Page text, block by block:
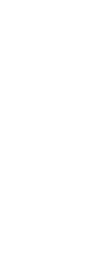
De bocadillos
menú de los
El incendio
tras obligar a
La
El Supremo
que mató